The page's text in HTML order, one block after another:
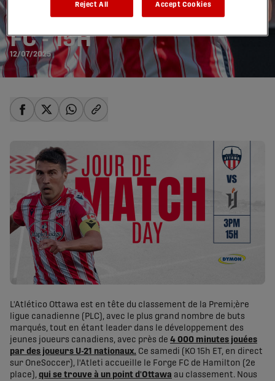
APERÇU: Atleti c. Forge
FC - 15H
12/07/2025
L'Atlético Ottawa est en tête du classement de la Premi;ère
ligue canadienne (PLC), avec le plus grand nombre de buts
marqués, tout en étant leader dans le développement des
jeunes joueurs canadiens, avec près de 4 000 minutes jouées
par des joueurs U-21 nationaux. Ce samedi (KO 15h ET, en direct
sur OneSoccer), l'Atleti accueille le Forge FC de Hamilton (2e
place), qui se trouve à un point d'Ottawa au classement. Nous
Reject All Accept Cookies